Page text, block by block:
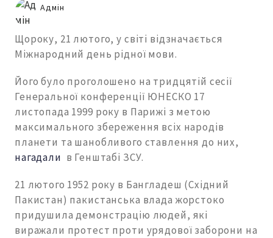
Адмін
Щороку, 21 лютого, у світі відзначається
Міжнародний день рідної мови.
Його було проголошено на тридцятій сесії
Генеральної конференції ЮНЕСКО 17
листопада 1999 року в Парижі з метою
максимального збереження всіх народів
планети та шанобливого ставлення до них,
нагадали в Генштабі ЗСУ.
21 лютого 1952 року в Бангладеш (Східний
Пакистан) пакистанська влада жорстоко
придушила демонстрацію людей, які
виражали протест проти урядової заборони на